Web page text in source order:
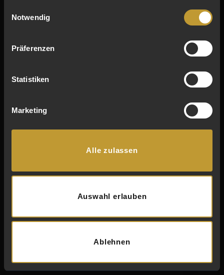
Notwendig
Präferenzen
Statistiken
Marketing
Alle zulassen
Auswahl erlauben
Ablehnen
LILIENBERG
l
SCHWEIZ